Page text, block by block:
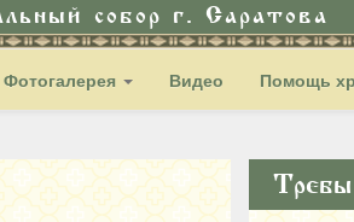
собор г. Саратова
Фотогалерея Видео Помощь
Требы